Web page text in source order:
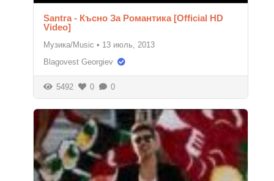
Santra - Късно За Романтика [Official HD
Video]
Музика/Music • 13 июль, 2013
Blagovest Georgiev
5492 0 0